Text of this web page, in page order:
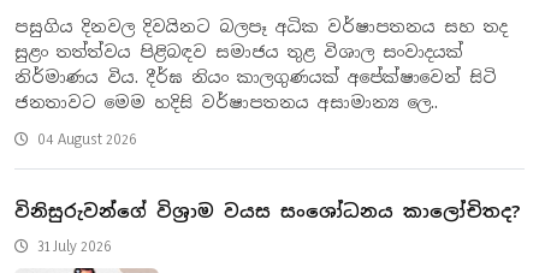
​පසුගිය දිනවල දිවයිනට බලපෑ අධික වර්ෂාපතනය සහ තද
සුළං තත්ත්වය පිළිබඳව සමාජය තුළ විශාල සංවාදයක්
නිර්මාණය විය. දීර්ඝ නියං කාලගුණයක් අපේක්ෂාවෙන් සිටි
ජනතාවට මෙම හදිසි වර්ෂාපතනය අසාමාන්‍ය ලෙ..
04 August 2026
​විනිසුරුවන්ගේ විශ්‍රාම වයස සංශෝධනය කාලෝචිතද?
31 July 2026